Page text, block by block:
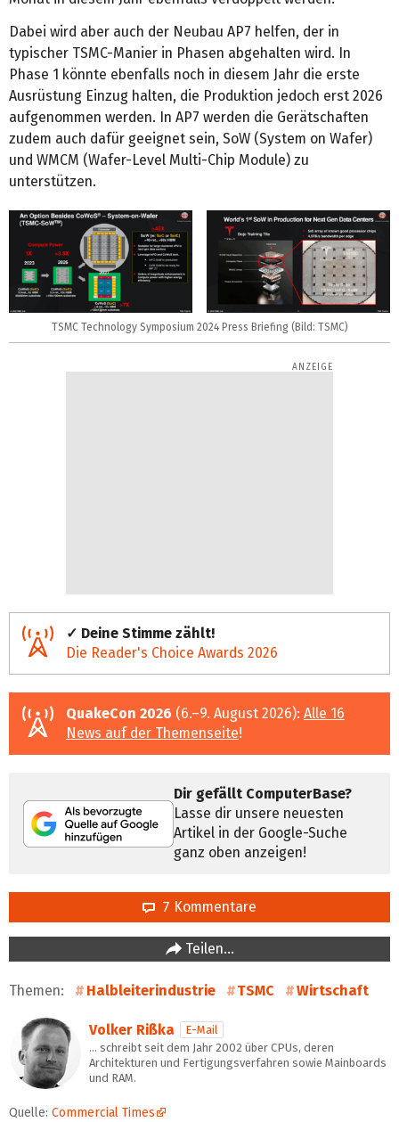
Dabei wird aber auch der Neubau AP7 helfen, der in
typischer TSMC-Manier in Phasen abgehalten wird. In
Phase 1 könnte ebenfalls noch in diesem Jahr die erste
Ausrüstung Einzug halten, die Produktion jedoch erst 2026
aufgenommen werden. In AP7 werden die Gerätschaften
zudem auch dafür geeignet sein, SoW (System on Wafer)
und WMCM (Wafer-Level Multi-Chip Module) zu
unterstützen.
TSMC Technology Symposium 2024 Press Briefing (Bild: TSMC)
✓ Deine Stimme zählt!
Die Reader's Choice Awards 2026
QuakeCon 2026 (6.–9. August 2026): Alle 16
News auf der Themenseite!
Dir gefällt ComputerBase?
Lasse dir unsere neuesten
Artikel in der Google-Suche
ganz oben anzeigen!
7 Kommentare
Teilen…
Themen: Halbleiterindustrie TSMC Wirtschaft
Volker Rißka
E-Mail
… schreibt seit dem Jahr 2002 über CPUs, deren
Architekturen und Fertigungsverfahren sowie Mainboards
und RAM.
Quelle: Commercial Times